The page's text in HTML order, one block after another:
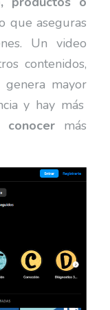
que aseguras
Un video
contenidos,
genera mayor
y hay más
conocer más